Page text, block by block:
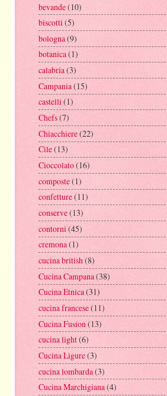
bevande(10)
biscotti(5)
bologna(9)
botanica(1)
calabria(3)
Campania(15)
castelli(1)
Chefs(7)
Chiacchiere(22)
Cile(13)
Cioccolato(16)
composte(1)
confetture(11)
conserve(13)
contorni (45)
cremona(1)
cucina british(8)
Cucina Campana(38)
Cucina Etnica(31)
cucina francese(11)
Cucina Fusion (13)
cucina light(6)
Cucina Ligure(3)
cucina lombarda (3)
Cucina Marchigiana(4)